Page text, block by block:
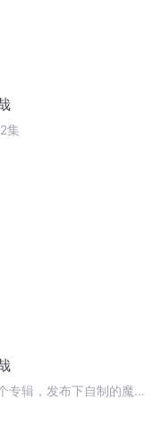
集
专辑，发布下自制的魔法